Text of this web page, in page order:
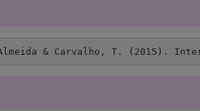
Almeida & Carvalho, T. (2015).